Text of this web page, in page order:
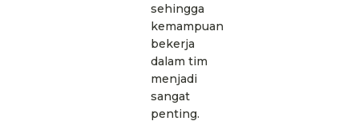
sehingga
kemampuan
bekerja
dalam tim
menjadi
sangat
penting.